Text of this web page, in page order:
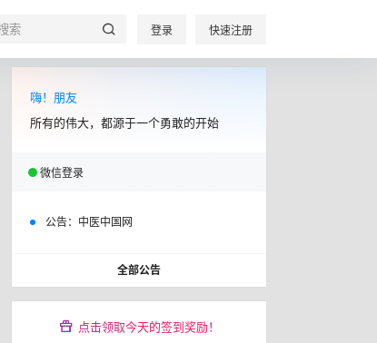
登录 快速注册
嗨！朋友
所有的伟大，都源于一个勇敢的开始
微信登录
公告： 中医中国网
全部公告
点击领取今天的签到奖励！